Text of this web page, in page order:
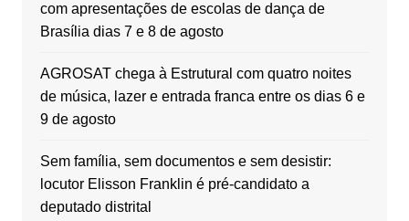
com apresentações de escolas de dança de
Brasília dias 7 e 8 de agosto
AGROSAT chega à Estrutural com quatro noites
de música, lazer e entrada franca entre os dias 6 e
9 de agosto
Sem família, sem documentos e sem desistir:
locutor Elisson Franklin é pré-candidato a
deputado distrital